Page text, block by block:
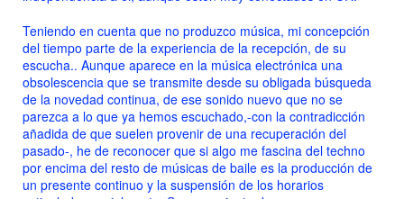
Teniendo en cuenta que no produzco música, mi concepción
del tiempo parte de la experiencia de la recepción, de su
escucha.. Aunque aparece en la música electrónica una
obsolescencia que se transmite desde su obligada búsqueda
de la novedad continua, de ese sonido nuevo que no se
parezca a lo que ya hemos escuchado,-con la contradicción
añadida de que suelen provenir de una recuperación del
pasado-, he de reconocer que si algo me fascina del techno
por encima del resto de músicas de baile es la producción de
un presente continuo y la suspensión de los horarios